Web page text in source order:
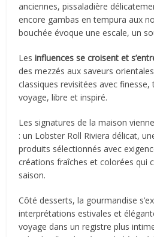
anciennes, pissaladière
encore gambas en tempura aux
bouchée évoque une escale, un
Lesinfluences se croisent et
des mezzés aux saveurs
classiques revisitées avec
voyage, libre et inspiré.
Les signatures de la maison
: un Lobster Roll Riviera délicat,
produits sélectionnés avec
créations fraîches et colorées qui
saison.
Côté desserts, la gourmandise
interprétations estivales et
voyage dans un registre plus